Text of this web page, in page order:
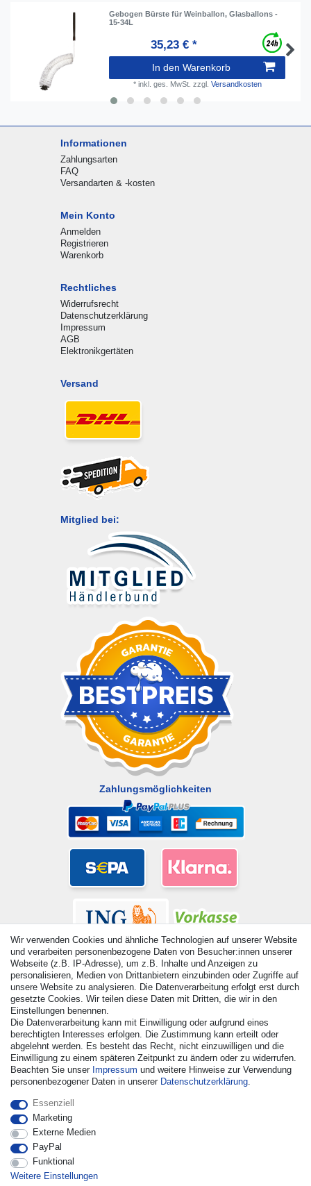
Gebogen Bürste für Weinballon, Glasballons -
15-34L
35,23 € *
In den Warenkorb
* inkl. ges. MwSt. zzgl. Versandkosten
Informationen
Zahlungsarten
FAQ
Versandarten & -kosten
Mein Konto
Anmelden
Registrieren
Warenkorb
Rechtliches
Widerrufsrecht
Datenschutzerklärung
Impressum
AGB
Elektronikgertäten
Versand
Mitglied bei:
Zahlungsmöglichkeiten
© Copyright 2026 | Alle Rechte vorbehalten. - Alle Rechte
vorbehalten. Preisangaben inkl. gesetzl. 19% MwSt. |
Grundpreise siehe Artikeldetail | *Gilt für Lieferungen nach
Deutschland!
Vertrag widerrufen Kontakt
Wir verwenden Cookies und ähnliche Technologien auf unserer Website
und verarbeiten personenbezogene Daten von Besucher:innen unserer
Webseite (z.B. IP-Adresse), um z.B. Inhalte und Anzeigen zu
personalisieren, Medien von Drittanbietern einzubinden oder Zugriffe auf
unsere Website zu analysieren. Die Datenverarbeitung erfolgt erst durch
gesetzte Cookies. Wir teilen diese Daten mit Dritten, die wir in den
Einstellungen benennen.
Die Datenverarbeitung kann mit Einwilligung oder aufgrund eines
berechtigten Interesses erfolgen. Die Zustimmung kann erteilt oder
abgelehnt werden. Es besteht das Recht, nicht einzuwilligen und die
Einwilligung zu einem späteren Zeitpunkt zu ändern oder zu widerrufen.
Beachten Sie unser Impressum und weitere Hinweise zur Verwendung
personenbezogener Daten in unserer Daten­schutz­erklärung.
Essenziell
Marketing
Externe Medien
PayPal
Funktional
Weitere Einstellungen